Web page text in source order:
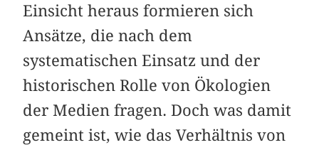
Einsicht heraus formieren sich
Ansätze, die nach dem
systematischen Einsatz und der
historischen Rolle von Ökologien
der Medien fragen. Doch was damit
gemeint ist, wie das Verhältnis von